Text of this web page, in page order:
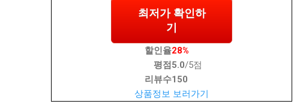
최저가 확인하
기
할인율28%
평점 5.0/5점
리뷰수150
상품정보 보러가기